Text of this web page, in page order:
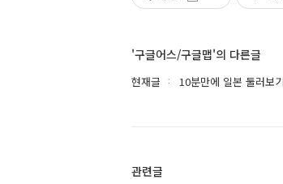
'구글어스/구글맵'의 다른글
현재글 10분만에 일본 둘러
관련글